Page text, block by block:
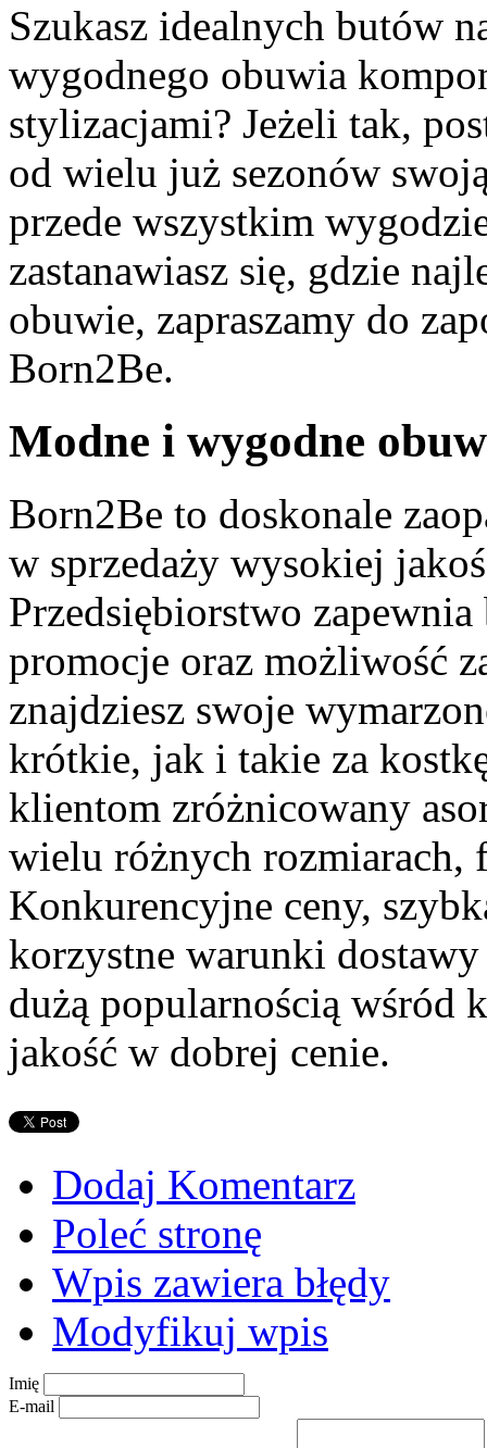
Szukasz idealnych butów
wygodnego obuwia
stylizacjami? Jeżeli tak,
od wielu już sezonów
przede wszystkim
zastanawiasz się, gdzie
obuwie, zapraszamy do
Born2Be.
Modne i wygodne
Born2Be to doskonale
w sprzedaży wysokiej
Przedsiębiorstwo
promocje oraz możliwość
znajdziesz swoje
krótkie, jak i takie za
klientom zróżnicowany
wielu różnych rozmiarach,
Konkurencyjne ceny,
korzystne warunki
dużą popularnością wśród
jakość w dobrej cenie.
Dodaj Komentarz
Poleć stronę
Wpis zawiera błędy
Modyfikuj wpis
Imię
E-mail